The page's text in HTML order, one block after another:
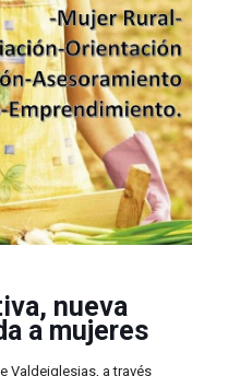
nueva
a mujeres
Valdeiglesias, a través